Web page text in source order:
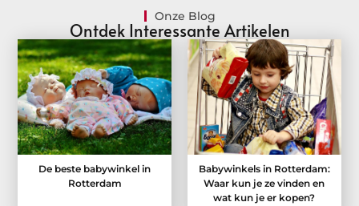
Onze Blog
Ontdek Interessante Artikelen
De beste babywinkel in
Rotterdam
Babywinkels in Rotterdam:
Waar kun je ze vinden en
wat kun je er kopen?